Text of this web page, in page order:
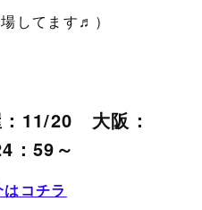
してます♬）
11/20 大阪：
：59～
コチラ